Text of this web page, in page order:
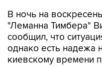
В ночь на
"Леманна Тимбера"
сообщил, что
однако есть надежа
киевскому времени